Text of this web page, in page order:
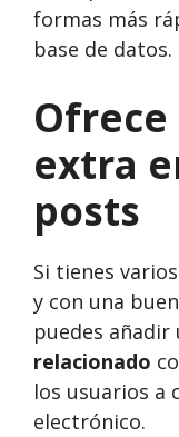
formas más
base de datos.
extra
posts
Si tienes varios
y con una
puedes añadir
relacionado
los usuarios a
electrónico.